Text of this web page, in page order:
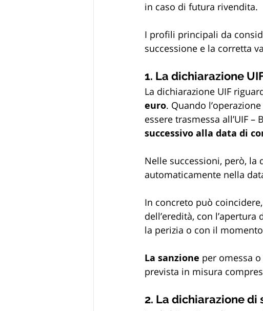
in caso di futura rivendita.
I profili principali da
successione e la corretta
1. La dichiarazione
La dichiarazione UIF
euro. Quando
essere trasmessa all’UIF
successivo alla data di
Nelle successioni, però, la
automaticamente nella
In concreto può
dell’eredità, con
la perizia o con il
La sanzione per omessa
prevista in misura
2. La dichiarazione di